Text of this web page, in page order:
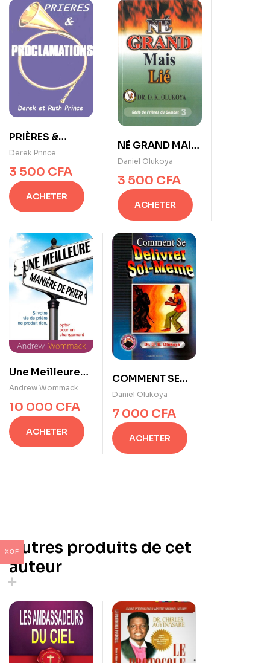
PRIÈRES &
PROCLAMATIONS
de Derek Prince
Derek Prince
3 500 CFA
ACHETER
NÉ GRAND MAIS
LIÉ de Dr. D. K.
Olukoya
Daniel Olukoya
3 500 CFA
ACHETER
Une Meilleure
Manière de Prier
Andrew Wommack
10 000 CFA
ACHETER
COMMENT SE
DÉLIVRER SOI-
MÊME De Dr. D. K.
Olukoya
Daniel Olukoya
7 000 CFA
ACHETER
Autres produits de cet
auteur
XOF